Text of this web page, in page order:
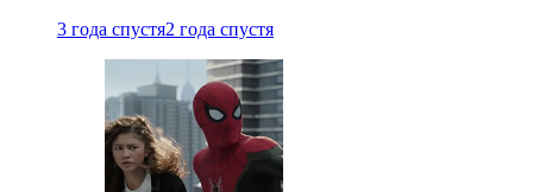
3 года спустя2 года спустя